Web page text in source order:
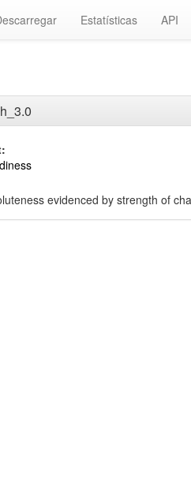
Estatísticas API
evidenced by strength of